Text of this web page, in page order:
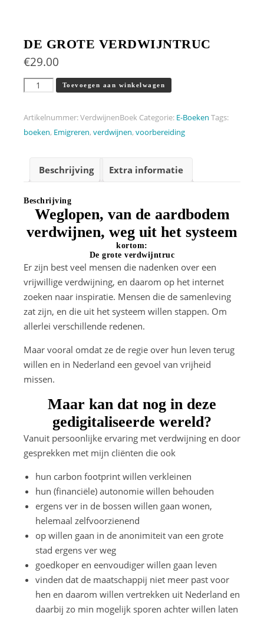
DE GROTE VERDWIJNTRUC
€29.00
De grote Verdwijntruc aantal
Toevoegen aan winkelwagen
Artikelnummer:VerdwijnenBoek Categorie: E-Boeken Tags:
boeken, Emigreren, verdwijnen, voorbereiding
Beschrijving Extra informatie
Beschrijving
Weglopen, van de aardbodem
verdwijnen, weg uit het systeem
kortom:
De grote verdwijntruc
Er zijn best veel mensen die nadenken over een
vrijwillige verdwijning, en daarom op het internet
zoeken naar inspiratie. Mensen die de samenleving
zat zijn, en die uit het systeem willen stappen. Om
allerlei verschillende redenen.
Maar vooral omdat ze de regie over hun leven terug
willen en in Nederland een gevoel van vrijheid
missen.
Maar kan dat nog in deze
gedigitaliseerde wereld?
Vanuit persoonlijke ervaring met verdwijning en door
gesprekken met mijn cliënten die ook
hun carbon footprint willen verkleinen
hun (financiële) autonomie willen behouden
ergens ver in de bossen willen gaan wonen,
helemaal zelfvoorzienend
op willen gaan in de anonimiteit van een grote
stad ergens ver weg
goedkoper en eenvoudiger willen gaan leven
vinden dat de maatschappij niet meer past voor
hen en daarom willen vertrekken uit Nederland en
daarbij zo min mogelijk sporen achter willen laten